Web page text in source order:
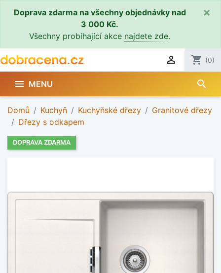
Doprava zdarma na všechny objednávky nad
3 000 Kč.
Všechny probíhající akce najdete zde.
×
 shopping_cart (0)
 MENU search
Domů Kuchyň Kuchyňské dřezy
Granitové dřezy
Dřezy s odkapem
DOPRAVA ZDARMA